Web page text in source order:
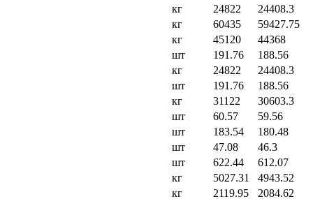
кг
24822
24408.3
кг
60435
59427.75
кг
45120
44368
шт
191.76
188.56
кг
24822
24408.3
шт
191.76
188.56
кг
31122
30603.3
шт
60.57
59.56
шт
183.54
180.48
шт
47.08
46.3
шт
622.44
612.07
кг
5027.31
4943.52
кг
2119.95 2084.62